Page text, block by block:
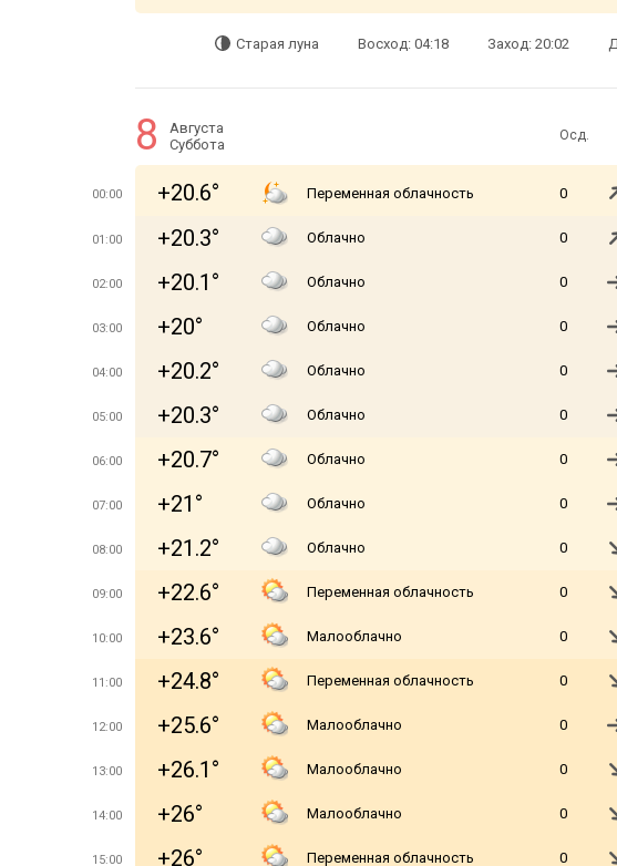
Старая луна Восход: 04:18 Заход: 20:02
8
Августа
Суббота
Осд.
00:00 +20.6° Переменная облачность 0
01:00 +20.3° Облачно 0
02:00 +20.1° Облачно 0
03:00 +20° Облачно 0
04:00 +20.2° Облачно 0
05:00 +20.3° Облачно 0
06:00 +20.7° Облачно 0
07:00 +21° Облачно 0
08:00 +21.2° Облачно 0
09:00 +22.6° Переменная облачность 0
10:00 +23.6° Малооблачно 0
11:00 +24.8° Переменная облачность 0
12:00 +25.6° Малооблачно 0
13:00 +26.1° Малооблачно 0
14:00 +26° Малооблачно 0
15:00 +26° Переменная облачность 0